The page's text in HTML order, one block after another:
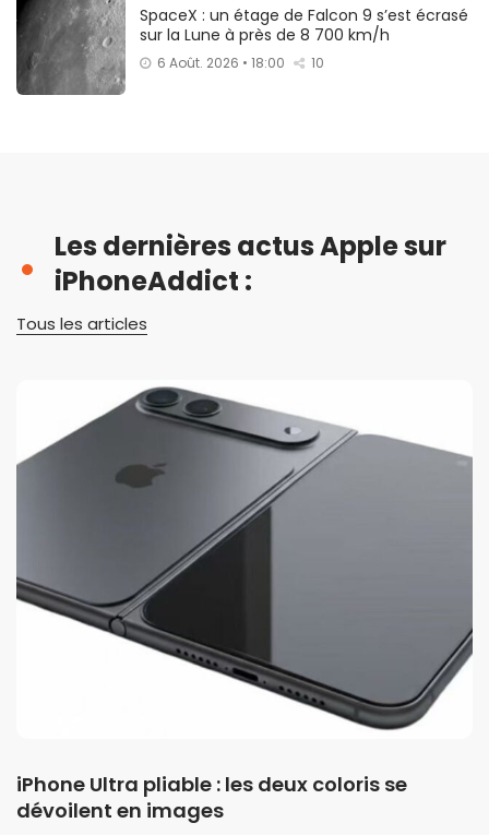
SpaceX : un étage de Falcon 9 s’est écrasé
sur la Lune à près de 8 700 km/h
6 Août. 2026 • 18:00 10
Les dernières actus Apple sur
iPhoneAddict :
Tous les articles
iPhone Ultra pliable : les deux coloris se
dévoilent en images